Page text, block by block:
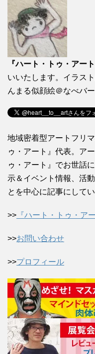
『ハート・トゥ・アー
いいたします。イラス
んまる似顔絵＠なべバ
地域密着型アートフリ
ゥ・アート』代表。ア
ゥ・アート』でお世話
示＆イベント情報、活
とを中心に記事にしてい
>> 『ハート・トゥ・ア
>>お問い合わせ
>>プロフィール